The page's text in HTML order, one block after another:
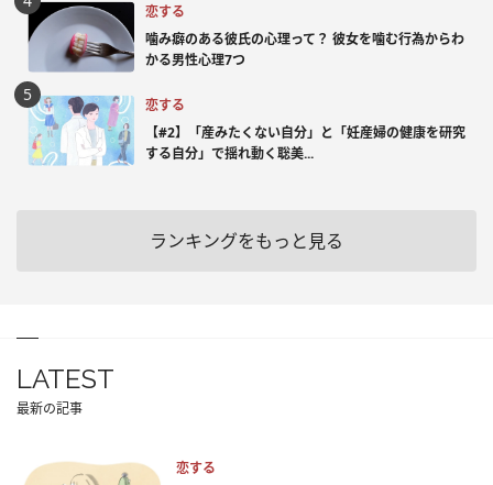
恋する
噛み癖のある彼氏の心理って？ 彼女を噛む行為からわ
かる男性心理7つ
恋する
【#2】「産みたくない自分」と「妊産婦の健康を研究
する自分」で揺れ動く聡美...
ランキングをもっと見る
LATEST
最新の記事
恋する